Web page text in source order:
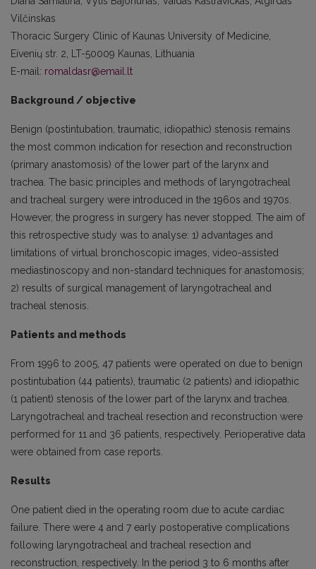
Vilčinskas
Thoracic Surgery Clinic of Kaunas University of Medicine,
Eivenių str. 2, LT-50009 Kaunas, Lithuania
E-mail: romaldasr@email.lt
Background / objective
Benign (postintubation, traumatic, idiopathic) stenosis remains
the most common indication for resection and reconstruction
(primary anastomosis) of the lower part of the larynx and
trachea. The basic principles and methods of laryngotracheal
and tracheal surgery were introduced in the 1960s and 1970s.
However, the progress in surgery has never stopped. The aim of
this retrospective study was to analyse: 1) advantages and
limitations of virtual bronchoscopic images, video-assisted
mediastinoscopy and non-standard techniques for anastomosis;
2) results of surgical management of laryngotracheal and
tracheal stenosis.
Patients and methods
From 1996 to 2005, 47 patients were operated on due to benign
postintubation (44 patients), traumatic (2 patients) and idiopathic
(1 patient) stenosis of the lower part of the larynx and trachea.
Laryngotracheal and tracheal resection and reconstruction were
performed for 11 and 36 patients, respectively. Perioperative data
were obtained from case reports.
Results
One patient died in the operating room due to acute cardiac
failure. There were 4 and 7 early postoperative complications
following laryngotracheal and tracheal resection and
reconstruction, respectively. In the period 3 to 6 months after